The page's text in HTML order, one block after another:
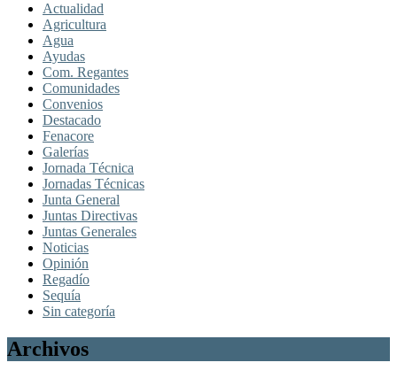
Actualidad
Agricultura
Agua
Ayudas
Com. Regantes
Comunidades
Convenios
Destacado
Fenacore
Galerías
Jornada Técnica
Jornadas Técnicas
Junta General
Juntas Directivas
Juntas Generales
Noticias
Opinión
Regadío
Sequía
Sin categoría
Archivos